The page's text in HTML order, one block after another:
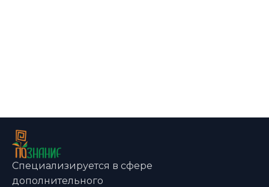
Специализируется в сфере
дополнительного